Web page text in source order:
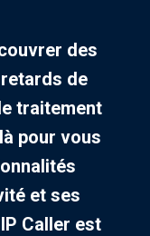
des
de
traitement
pour vous
et ses
Caller est